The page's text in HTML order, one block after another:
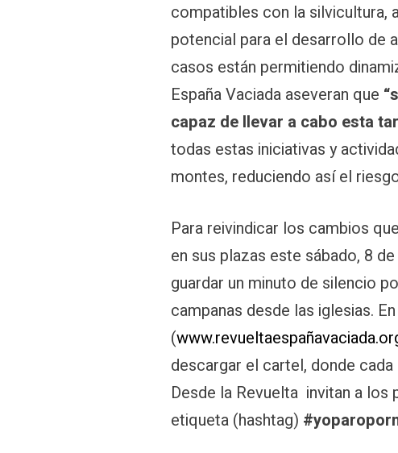
compatibles con la silvicultura,
potencial para el desarrollo de
casos están permitiendo
España Vaciada aseveran que
capaz de llevar a cabo esta
todas estas iniciativas y
montes, reduciendo así el
Para reivindicar los cambios
en sus plazas este sábado, 8
guardar un minuto de silencio
campanas desde las iglesias.
(
descargar el cartel, donde
Desde la Revuelta invitan a
etiqueta (hashtag)